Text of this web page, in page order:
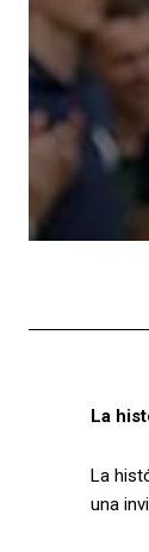
La
La
una